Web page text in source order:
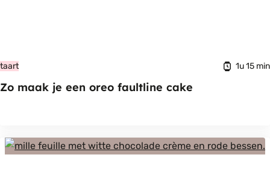
taart 1u 15 min
Zo maak je een oreo faultline cake